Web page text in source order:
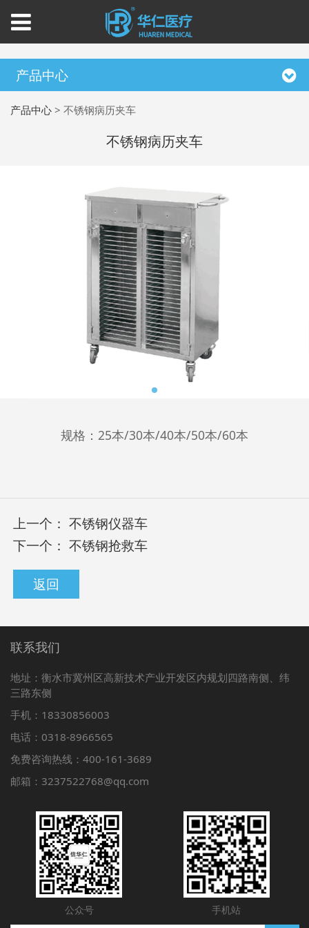
产品中心
产品中心 >不锈钢病历夹车
不锈钢病历夹车
规格：25本/30本/40本/50本/60本
上一个：不锈钢仪器车
下一个：不锈钢抢救车
返回
联系我们
地址：衡水市冀州区高新技术产业开发区内规划四路南侧、纬
三路东侧
手机：18330856003
电话：0318-8966565
免费咨询热线：400-161-3689
邮箱：3237522768@qq.com
公众号 手机站